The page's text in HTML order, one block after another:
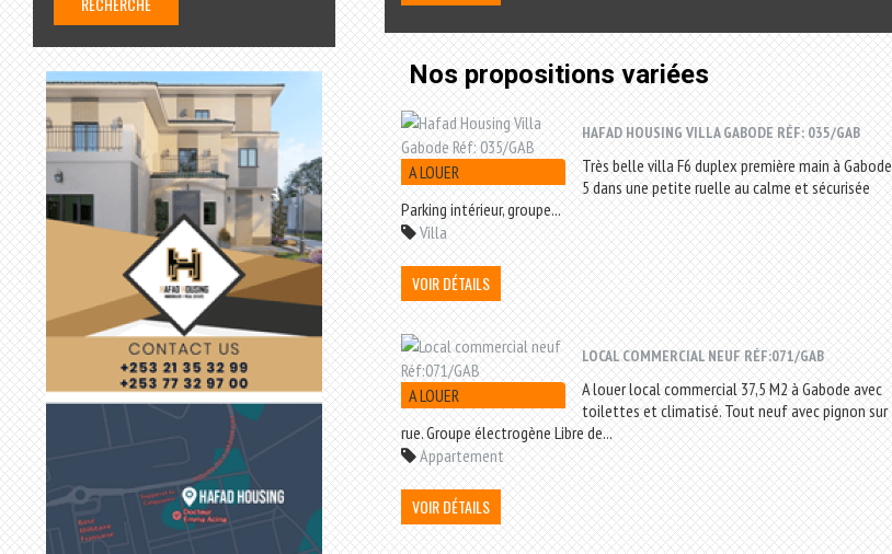
Nos propositions variées
A LOUER
HAFAD HOUSING VILLA GABODE RÉF: 035/GAB
Très belle villa F6 duplex première main à Gabode
5 dans une petite ruelle au calme et sécurisée
Parking intérieur, groupe...
Villa
VOIR DÉTAILS
A LOUER
LOCAL COMMERCIAL NEUF RÉF:071/GAB
A louer local commercial 37,5 M2 à Gabode avec
toilettes et climatisé. Tout neuf avec pignon sur
rue. Groupe électrogène Libre de...
Appartement
VOIR DÉTAILS